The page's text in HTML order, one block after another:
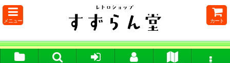
メニュー カート